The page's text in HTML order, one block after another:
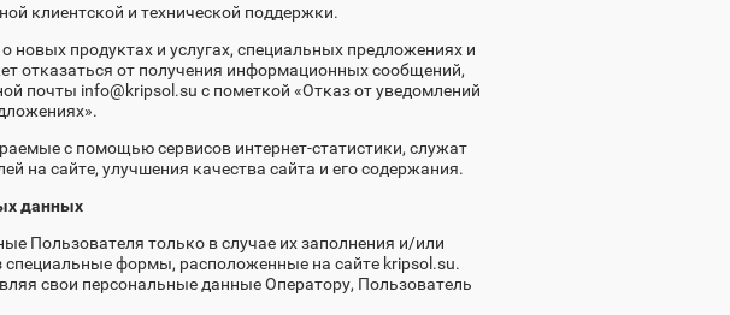
клиентской и технической поддержки.
продуктах и услугах, специальных предложениях и
отказаться от получения информационных сообщений,
почты info@kripsol.su с пометкой «Отказ от уведомлений
с помощью сервисов интернет-статистики, служат
на сайте, улучшения качества сайта и его содержания.
данных
Пользователя только в случае их заполнения и/или
формы, расположенные на сайте kripsol.su.
свои персональные данные Оператору, Пользователь